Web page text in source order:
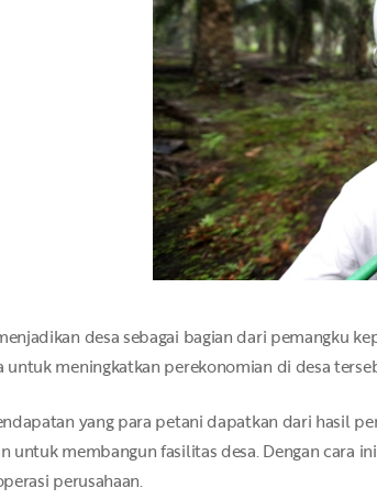
desa sebagai bagian dari pemangku
untuk meningkatkan perekonomian di desa
yang para petani dapatkan dari hasil
untuk membangun fasilitas desa. Dengan cara
perusahaan.